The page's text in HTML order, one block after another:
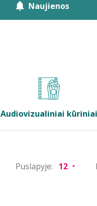
Naujienos
Audiovizualiniai kūriniai
Puslapyje: